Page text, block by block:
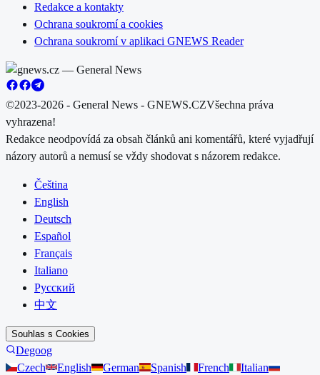
Redakce a kontakty
Ochrana soukromí a cookies
Ochrana soukromí v aplikaci GNEWS Reader
©2023-2026 - General News - GNEWS.CZVšechna práva
vyhrazena!
Redakce neodpovídá za obsah článků ani komentářů, které vyjadřují
názory autorů a nemusí se vždy shodovat s názorem redakce.
Čeština
English
Deutsch
Español
Français
Italiano
Русский
中文
Souhlas s Cookies
Degoog
Czech
English German Spanish French Italian